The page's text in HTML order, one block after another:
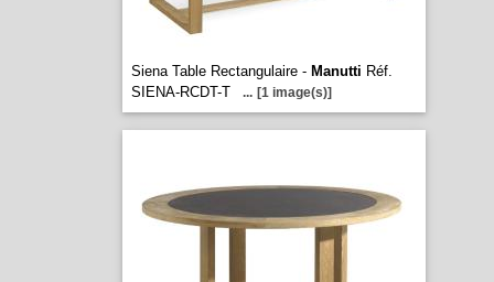
Siena Table Rectangulaire - Manutti Réf.
SIENA-RCDT-T
... [1 image(s)]